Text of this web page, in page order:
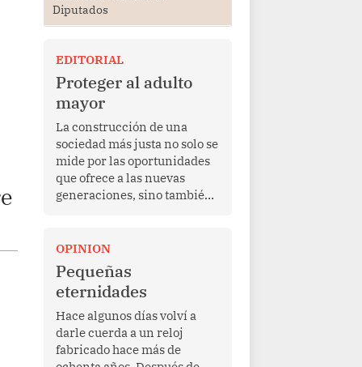
Diputados
EDITORIAL
Proteger al adulto
mayor
La construcción de una
sociedad más justa no solo se
mide por las oportunidades
que ofrece a las nuevas
generaciones, sino también
de una vida de esfuerzo y
trabajo, afrontan la vejez en
condiciones de
vulnerabilidad. El anuncio
formulado por la presidenta
de la república, Keiko
Fujimori, de incrementar de
OPINION
Pequeñas
eternidades
Hace algunos días volví a
darle cuerda a un reloj
fabricado hace más de